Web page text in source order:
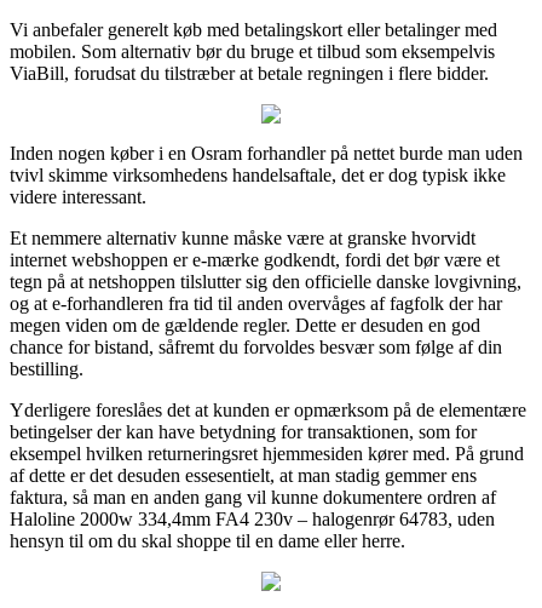
Vi anbefaler generelt køb med betalingskort eller betalinger med
mobilen. Som alternativ bør du bruge et tilbud som eksempelvis
ViaBill, forudsat du tilstræber at betale regningen i flere bidder.
Inden nogen køber i en Osram forhandler på nettet burde man uden
tvivl skimme virksomhedens handelsaftale, det er dog typisk ikke
videre interessant.
Et nemmere alternativ kunne måske være at granske hvorvidt
internet webshoppen er e-mærke godkendt, fordi det bør være et
tegn på at netshoppen tilslutter sig den officielle danske lovgivning,
og at e-forhandleren fra tid til anden overvåges af fagfolk der har
megen viden om de gældende regler. Dette er desuden en god
chance for bistand, såfremt du forvoldes besvær som følge af din
bestilling.
Yderligere foreslåes det at kunden er opmærksom på de elementære
betingelser der kan have betydning for transaktionen, som for
eksempel hvilken returneringsret hjemmesiden kører med. På grund
af dette er det desuden essesentielt, at man stadig gemmer ens
faktura, så man en anden gang vil kunne dokumentere ordren af
Haloline 2000w 334,4mm FA4 230v – halogenrør 64783, uden
hensyn til om du skal shoppe til en dame eller herre.